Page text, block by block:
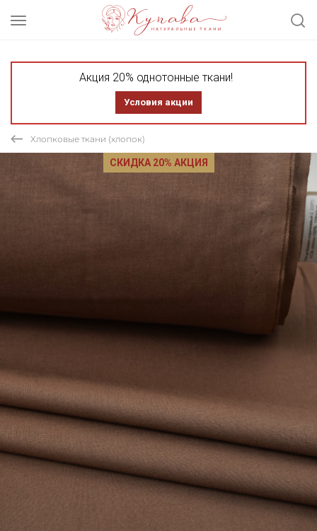
Акция 20% однотонные ткани!
Условия акции
Хлопковые ткани (хлопок)
СКИДКА 20% АКЦИЯ